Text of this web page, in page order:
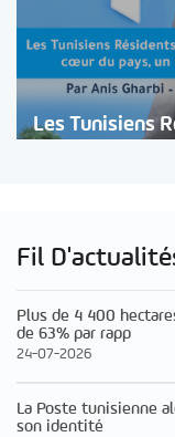
Les Tunisiens
Fil
Plus de 4 400
de 63% par rapp
24-07-2026
La Poste tunisienne
son identité